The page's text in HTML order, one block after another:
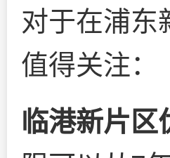
对于在浦东
值得关注：
临港新片区